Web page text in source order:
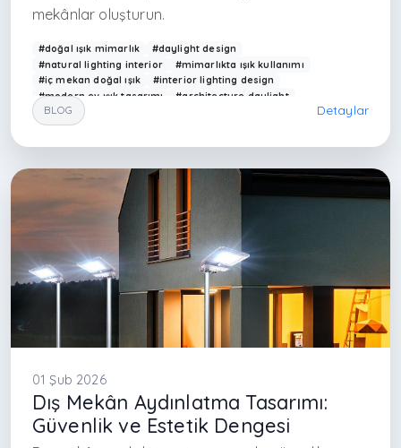
mekânlar oluşturun.
#doğal ışık mimarlık
#daylight design
#natural lighting interior
#mimarlıkta ışık kullanımı
#iç mekan doğal ışık
#interior lighting design
#modern ev ışık tasarımı
#architecture daylight
#interior designer Istanbul
#doğal ışık tasarımı
#ışık ve mekan ilişkisi
#contemporary interior lighting
#enerji verimli tasarım
#maslak iç mimarlık
BLOG Detaylar
01 Şub 2026
Dış Mekân Aydınlatma Tasarımı:
Güvenlik ve Estetik Dengesi